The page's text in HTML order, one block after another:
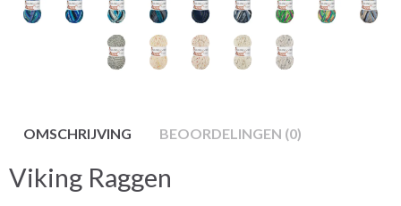
OMSCHRIJVING BEOORDELINGEN (0)
Viking Raggen